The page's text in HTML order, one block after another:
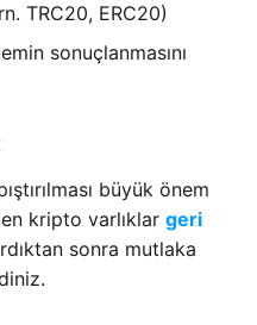
TRC20, ERC20)
sonuçlanmasını
büyük önem
kripto varlıklar geri
sonra mutlaka